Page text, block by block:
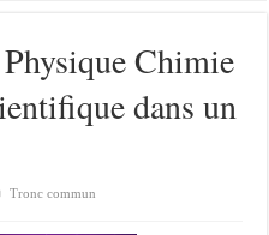
Physique Chimie
dans un
Tronc commun